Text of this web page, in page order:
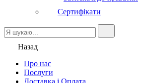
Сертифікати
Назад
Про нас
Послуги
Доставка і Оплата